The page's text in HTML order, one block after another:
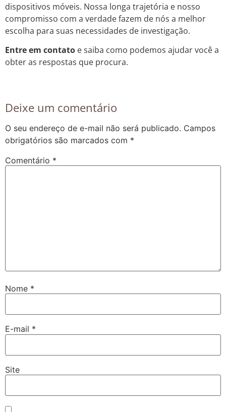
dispositivos móveis. Nossa longa trajetória e nosso
compromisso com a verdade fazem de nós a melhor
escolha para suas necessidades de investigação.
Entre em contato e saiba como podemos ajudar você a
obter as respostas que procura.
Deixe um comentário
O seu endereço de e-mail não será publicado. Campos
obrigatórios são marcados com *
Comentário *
Nome *
E-mail *
Site